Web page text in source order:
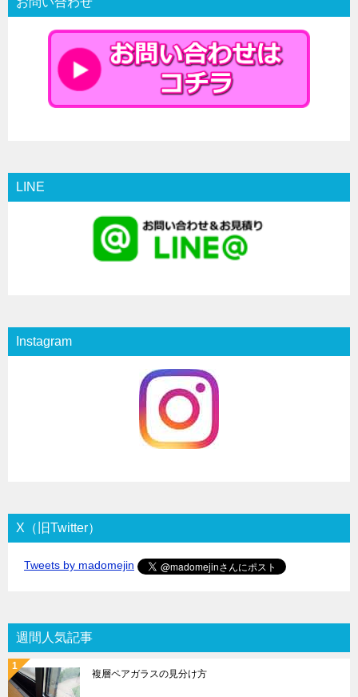
LINE
Instagram
X（旧Twitter）
Tweets by madomejin
週間人気記事
複層ペアガラスの見分け方